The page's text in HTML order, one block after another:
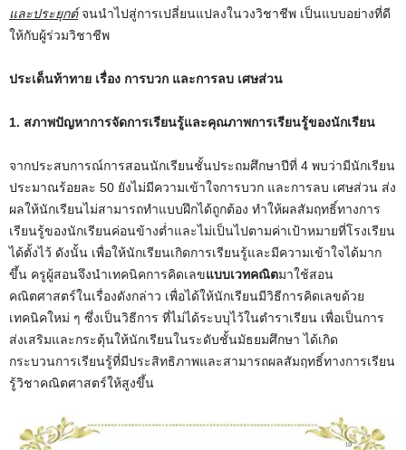
และประยุกต์จนนำไปสู่การเปลี่ยนแปลงในวงวิชาชีพ เป็นแบบอย่างที่ดี
ให้กับผู้ร่วมวิชาชีพ
ประเด็นท้าทาย เรื่อง การบวก และการลบ เศษส่วน
1. สภาพปัญหาการจัดการเรียนรู้และคุณภาพการเรียนรู้ของนักเรียน
จากประสบการณ์การสอนนักเรียนชั้นประถมศึกษาปีที่ 4 พบว่ามีนักเรียน
ประมาณร้อยละ 50 ยังไม่มีความเข้าใจการบวก และการลบ เศษส่วน ส่ง
ผลให้นักเรียนไม่สามารถทำแบบฝึกได้ถูกต้อง ทำให้ผลสัมฤทธิ์ทางการ
เรียนรู้ของนักเรียนค่อนข้างต่ำและไม่เป็นไปตามค่าเป้าหมายที่โรงเรียน
ได้ตั้งไว้ ดังนั้น เพื่อให้นักเรียนเกิดการเรียนรู้และมีความเข้าใจได้มาก
ขึ้น ครูผู้สอนจึงนำเทคนิคการคิดเลขแบบเวทคณิตมาใช้สอน
คณิตศาสตร์ในเรื่องดังกล่าว เพื่อได้ให้นักเรียนมีวิธีการคิดเลขด้วย
เทคนิคใหม่ ๆ ซึ่งเป็นวิธีการ ที่ไม่ได้ระบบุไว้ในตำราเรียน เพื่อเป็นการ
ส่งเสริมและกระตุ้นให้นักเรียนในระดับชั้นมัธยมศึกษา ได้เกิด
กระบวนการเรียนรู้ที่มีประสิทธิภาพและสามารถผลสัมฤทธิ์ทางการเรียน
รู้วิชาคณิตศาสตร์ให้สูงขึ้น